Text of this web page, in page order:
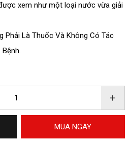
xem như một loại nước vừa giải
Phải Là Thuốc Và Không Có Tác
+
MUA NGAY